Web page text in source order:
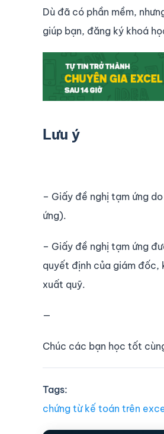
Dù đã có phần mềm,
giúp bạn, đăng ký khoá
Lưu ý
– Giấy đề nghị tạm ứng
ứng).
– Giấy đề nghị tạm ứng
quyết định của giám đốc,
xuất quỹ.
—
Chúc các bạn học tốt
Tags:
chứng từ kế toán trên